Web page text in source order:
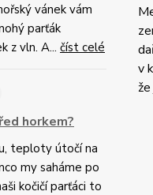
vánek vám
parťák
z vln. A... číst celé
horkem?
teploty útočí na
my saháme po
kočičí parťáci to
v